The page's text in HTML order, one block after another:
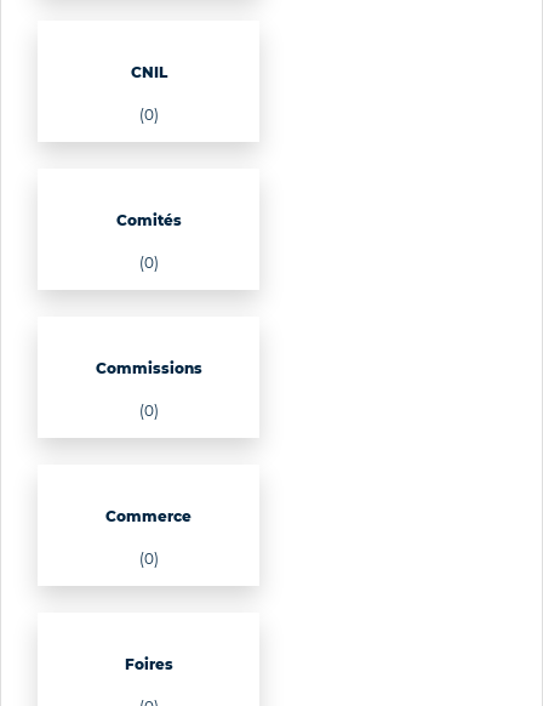
CNIL
(0)
Comités
(0)
Commissions
(0)
Commerce
(0)
Foires